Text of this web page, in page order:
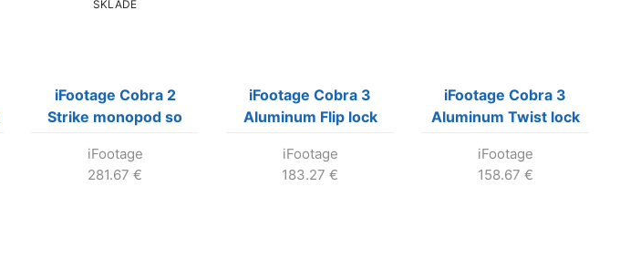
SKLADE
iFootage Cobra 2
Strike monopod so
Komodo K5 (Výroba
skončila !)
iFootage
281.67 €
iFootage Cobra 3
Aluminum Flip lock
iFootage
183.27 €
iFootage Cobra 3
Aluminum Twist lock
iFootage
158.67 €